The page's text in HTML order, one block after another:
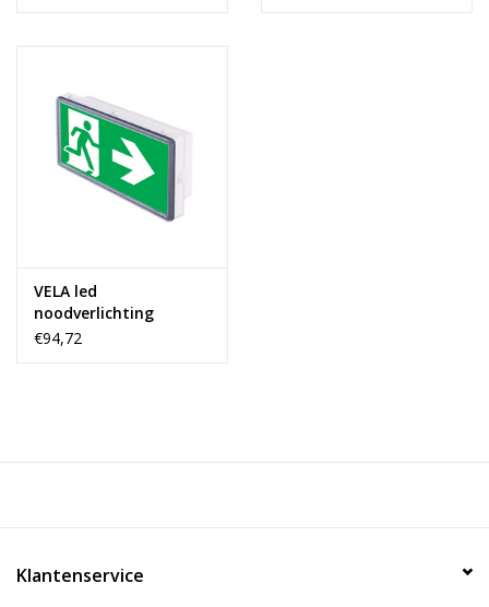
VELA led
noodverlichting
opbouw 4W 4000k
€94,72
Klantenservice